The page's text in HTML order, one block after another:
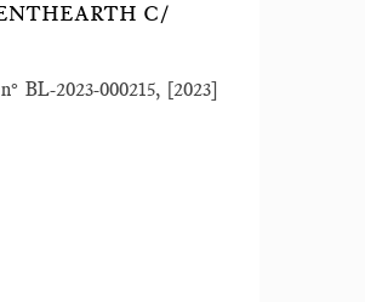
C/
BL-2023-000215, [2023]